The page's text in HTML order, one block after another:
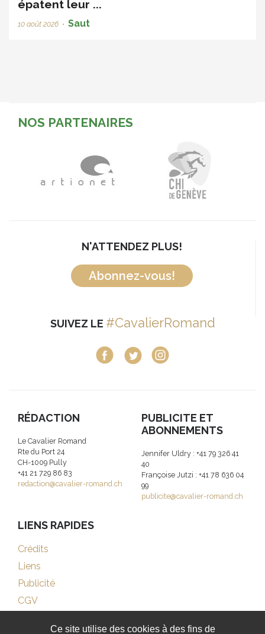
épatent leur ...
10 août 2026 • Saut
NOS PARTENAIRES
N'ATTENDEZ PLUS!
Abonnez-vous!
SUIVEZ LE #CavalierRomand
RÉDACTION
Le Cavalier Romand
Rte du Port 24
CH-1009 Pully
+41 21 729 86 83
redaction@cavalier-romand.ch
PUBLICITE ET
ABONNEMENTS
Jennifer Uldry : +41 79 326 41
40
Françoise Jutzi : +41 78 636 04
99
publicite@cavalier-romand.ch
LIENS RAPIDES
Crédits
Liens
Publicité
CGV
Ce site utilise des cookies à des fins de